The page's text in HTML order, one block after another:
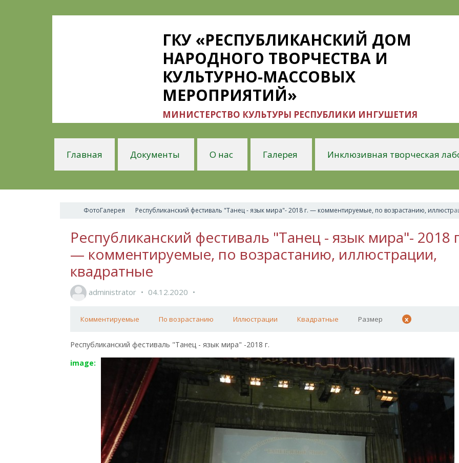
ГКУ «РЕСПУБЛИКАНСКИЙ ДОМ
НАРОДНОГО ТВОРЧЕСТВА И
КУЛЬТУРНО-МАССОВЫХ
МЕРОПРИЯТИЙ»
МИНИСТЕРСТВО КУЛЬТУРЫ РЕСПУБЛИКИ ИНГУШЕТИЯ
Главная Документы О нас Галерея Инклюзивная творческая
ФотоГалерея Республиканский фестиваль "Танец - язык мира"- 2018 г. — комментируемые, по возрастанию,
Республиканский фестиваль "Танец - язык мира"- 2018
— комментируемые, по возрастанию, иллюстрации,
квадратные
administrator 04.12.2020
Комментируемые По возрастанию Иллюстрации Квадратные Размер x
Республиканский фестиваль "Танец - язык мира" -2018 г.
image: